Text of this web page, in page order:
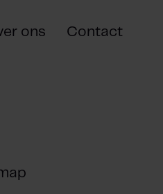
ons Contact